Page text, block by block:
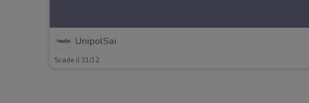
UnipolSai
Scade il 31/12